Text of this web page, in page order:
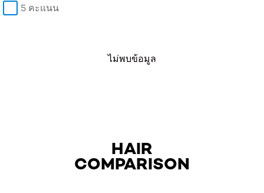
5 คะแนน
ไม่พบข้อมูล
HAIR
COMPARISON